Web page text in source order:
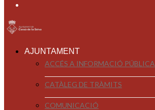
AJUNTAMENT
ACCÉS A INFORMACIÓ PÚBLICA
CATÀLEG DE TRÀMITS
COMUNICACIÓ